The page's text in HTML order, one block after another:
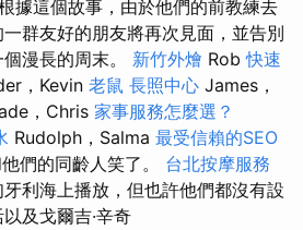
據這個故事，由於他們的前教練去
群友好的朋友將再次見面，並告別
漫長的周末。 新竹外燴 Rob快速
，Kevin 老鼠 長照中心 James，
，Chris 家事服務怎麼選？
Rudolph，Salma 最受信賴的SEO
們的同齡人笑了。 台北按摩服務
利海上播放，但也許他們都沒有設
及戈爾吉·辛奇